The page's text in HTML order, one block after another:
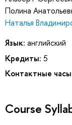
Полина
Наталья
Язык: английский
Кредиты: 5
Контактные
Course